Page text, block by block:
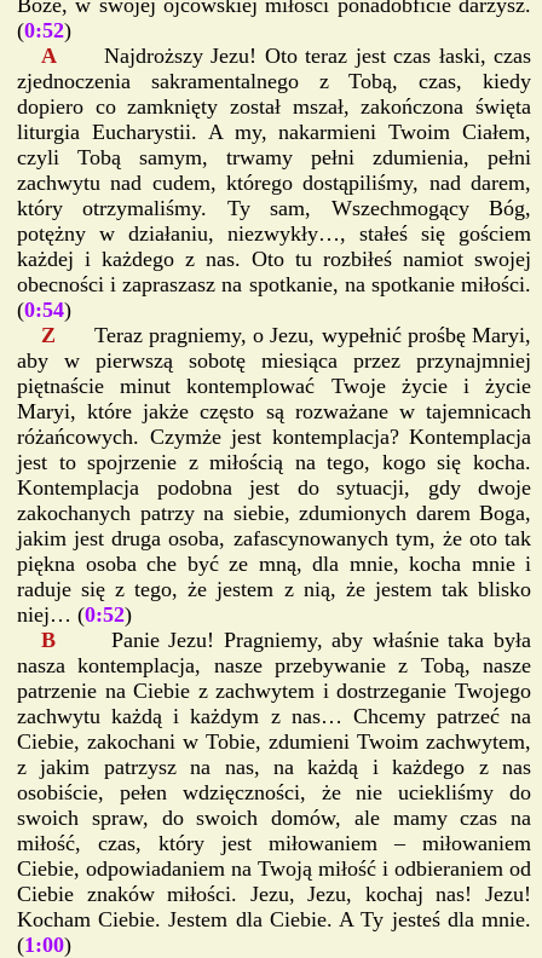
Boże, w swojej ojcowskiej miłości ponadobficie darzysz.
(0:52)
A Najdroższy Jezu! Oto teraz jest czas łaski, czas
zjednoczenia sakramentalnego z Tobą, czas, kiedy
dopiero co zamknięty został mszał, zakończona święta
liturgia Eucharystii. A my, nakarmieni Twoim Ciałem,
czyli Tobą samym, trwamy pełni zdumienia, pełni
zachwytu nad cudem, którego dostąpiliśmy, nad darem,
który otrzymaliśmy. Ty sam, Wszechmogący Bóg,
potężny w działaniu, niezwykły…, stałeś się gościem
każdej i każdego z nas. Oto tu rozbiłeś namiot swojej
obecności i zapraszasz na spotkanie, na spotkanie miłości.
(0:54)
Z Teraz pragniemy, o Jezu, wypełnić prośbę Maryi,
aby w pierwszą sobotę miesiąca przez przynajmniej
piętnaście minut kontemplować Twoje życie i życie
Maryi, które jakże często są rozważane w tajemnicach
różańcowych. Czymże jest kontemplacja? Kontemplacja
jest to spojrzenie z miłością na tego, kogo się kocha.
Kontemplacja podobna jest do sytuacji, gdy dwoje
zakochanych patrzy na siebie, zdumionych darem Boga,
jakim jest druga osoba, zafascynowanych tym, że oto tak
piękna osoba che być ze mną, dla mnie, kocha mnie i
raduje się z tego, że jestem z nią, że jestem tak blisko
niej… (0:52)
B Panie Jezu! Pragniemy, aby właśnie taka była
nasza kontemplacja, nasze przebywanie z Tobą, nasze
patrzenie na Ciebie z zachwytem i dostrzeganie Twojego
zachwytu każdą i każdym z nas… Chcemy patrzeć na
Ciebie, zakochani w Tobie, zdumieni Twoim zachwytem,
z jakim patrzysz na nas, na każdą i każdego z nas
osobiście, pełen wdzięczności, że nie uciekliśmy do
swoich spraw, do swoich domów, ale mamy czas na
miłość, czas, który jest miłowaniem – miłowaniem
Ciebie, odpowiadaniem na Twoją miłość i odbieraniem od
Ciebie znaków miłości. Jezu, Jezu, kochaj nas! Jezu!
Kocham Ciebie. Jestem dla Ciebie. A Ty jesteś dla mnie.
(1:00)